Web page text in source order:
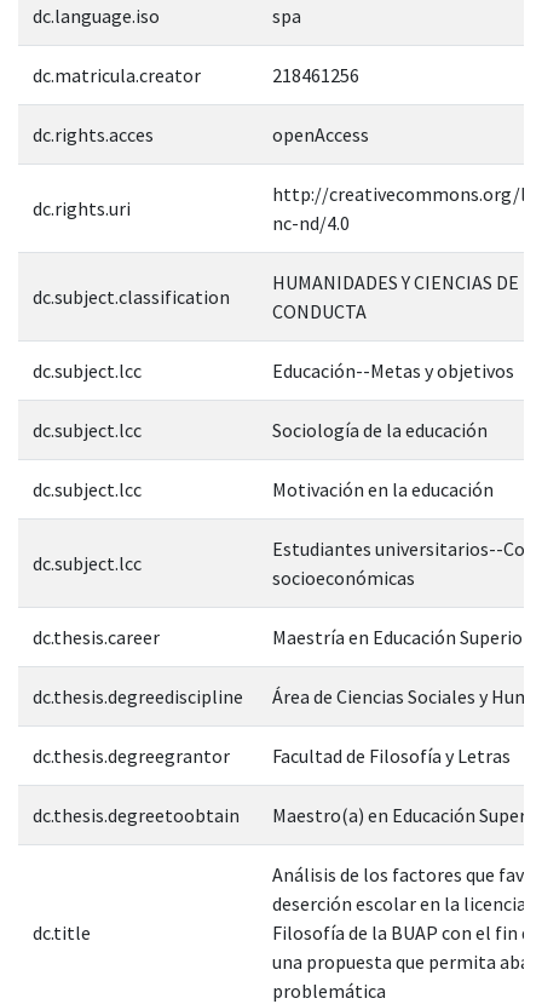
dc.language.iso spa
dc.matricula.creator 218461256
dc.rights.acces openAccess
dc.rights.uri
http://creativecommons.org/
nc-nd/4.0
dc.subject.classification
HUMANIDADES Y CIENCIAS DE LA
CONDUCTA
dc.subject.lcc Educación--Metas y objetivos
dc.subject.lcc Sociología de la educación
dc.subject.lcc Motivación en la educación
dc.subject.lcc
Estudiantes universitarios--
socioeconómicas
dc.thesis.career Maestría en Educación Superior
dc.thesis.degreediscipline Área de Ciencias Sociales y
dc.thesis.degreegrantor Facultad de Filosofía y Letras
dc.thesis.degreetoobtain Maestro(a) en Educación
dc.title
Análisis de los factores que
deserción escolar en la
Filosofía de la BUAP con el fin
una propuesta que permita
problemática